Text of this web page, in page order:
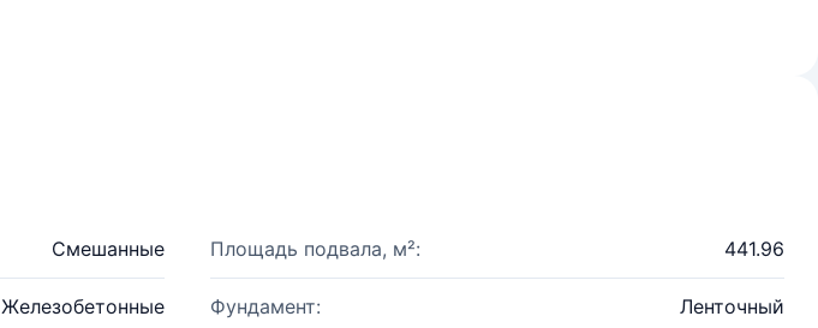
Смешанные Площадь подвала, м²: 441.96
Железобетонные Фундамент: Ленточный